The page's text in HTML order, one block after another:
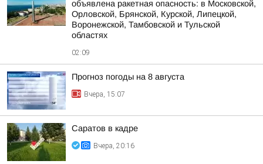
объявлена ракетная опасность: в Московской,
Орловской, Брянской, Курской, Липецкой,
Воронежской, Тамбовской и Тульской
областях
02:09
Прогноз погоды на 8 августа
Вчера, 15:07
Саратов в кадре
Вчера, 20:16